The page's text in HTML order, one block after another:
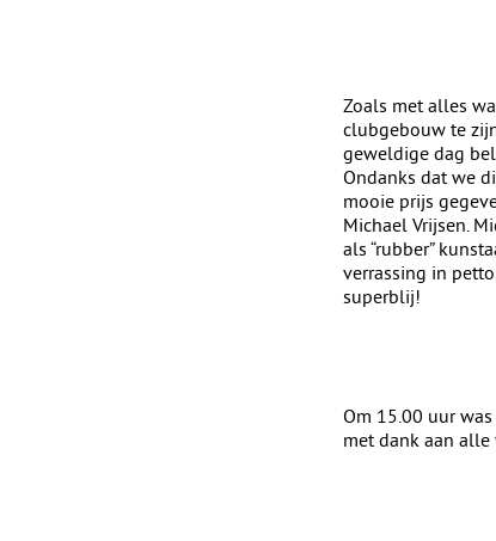
Zoals met alles
clubgebouw te
geweldige dag
Ondanks dat we
mooie prijs
Michael Vrijsen.
als “rubber”
verrassing in
superblij!
Om 15.00 uur
met dank aan